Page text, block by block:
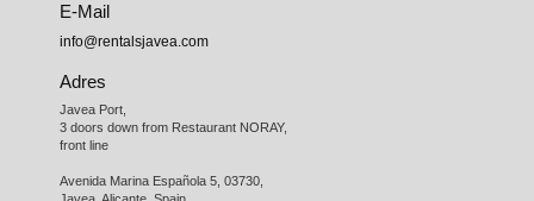
E-Mail
info@rentalsjavea.com
Adres
Javea Port,
3 doors down from Restaurant NORAY,
front line
Avenida Marina Española 5, 03730,